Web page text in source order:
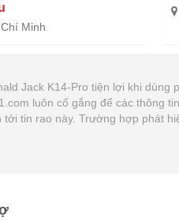
Minh
Jack K14-Pro tiện lợi khi dùng
luôn cố gắng để các thông
tin rao này. Trường hợp phát